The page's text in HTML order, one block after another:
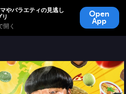
やバラエティの見逃し
開く
Open
App